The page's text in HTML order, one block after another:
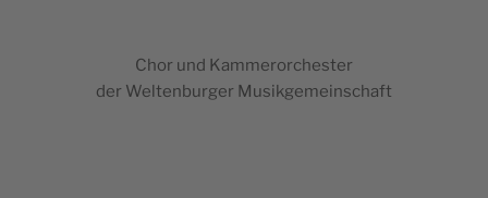
Chor und Kammerorchester
der Wel­ten­bur­ger Musikgemeinschaft